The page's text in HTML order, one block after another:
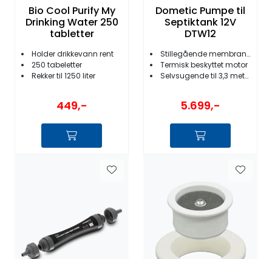
Bio Cool Purify My
Drinking Water 250
tabletter
Holder drikkevann rent
250 tabeletter
Rekker til 1250 liter
449,-
Dometic Pumpe til
Septiktank 12V
DTW12
Stillegående membranpumpe
Termisk beskyttet motor
Selvsugende til 3,3 meter
5.699,-